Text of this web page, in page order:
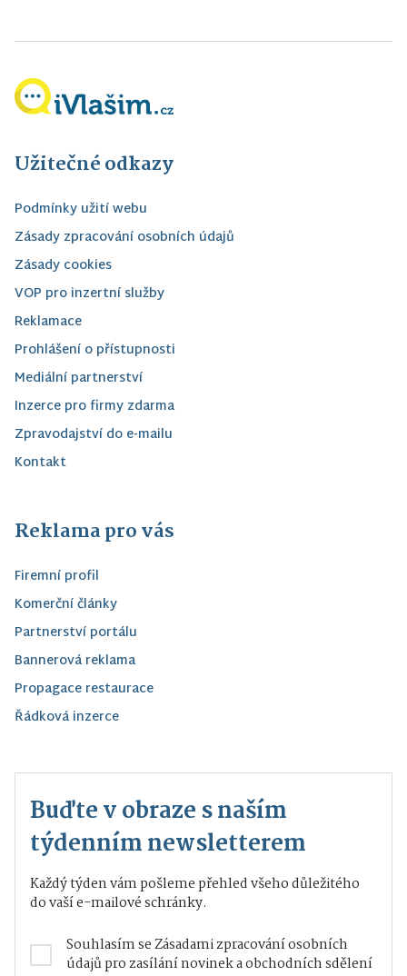
Užitečné odkazy
Podmínky užití webu
Zásady zpracování osobních údajů
Zásady cookies
VOP pro inzertní služby
Reklamace
Prohlášení o přístupnosti
Mediální partnerství
Inzerce pro firmy zdarma
Zpravodajství do e-mailu
Kontakt
Reklama pro vás
Firemní profil
Komerční články
Partnerství portálu
Bannerová reklama
Propagace restaurace
Řádková inzerce
Buďte v obraze s naším
týdenním newsletterem
Každý týden vám pošleme přehled všeho důležitého
do vaší e-mailové schránky.
Souhlasím seZásadami zpracování osobních
údajůpro zasílání novinek a obchodních sdělení